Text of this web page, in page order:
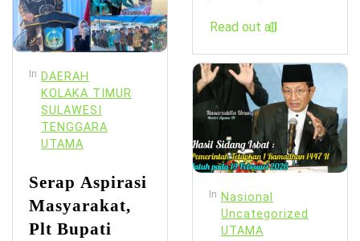
In DAERAH
KOLAKA TIMUR
SULAWESI
TENGGARA
UTAMA
Serap Aspirasi
Masyarakat,
Plt Bupati
Read out all
In Nasional
Uncategorized
UTAMA